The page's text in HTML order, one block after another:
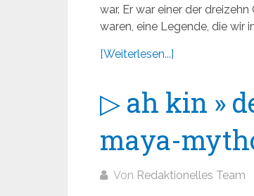
war. Er war einer der
waren, eine Legende, die wir
[Weiterlesen...]
▷ ah kin »
maya-
Von Redaktionelles Team